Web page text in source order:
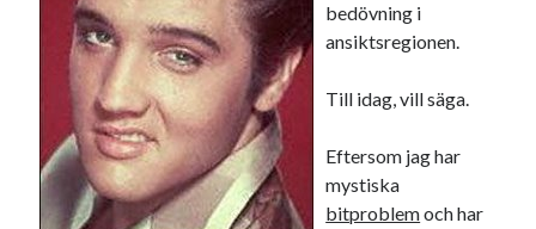
Kategorier
Kategorier
bedövning i
ansiktsregionen.
Till idag, vill säga.
Eftersom jag har
mystiska
bitproblemoch har